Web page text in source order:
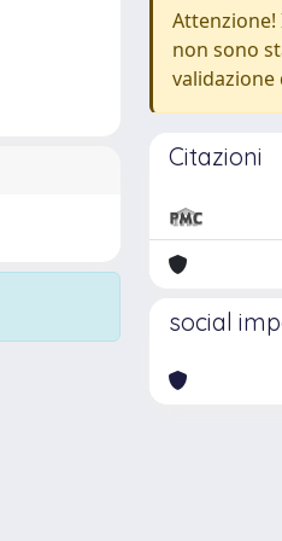
Attenzione!
non sono
validazione
Citazioni
social